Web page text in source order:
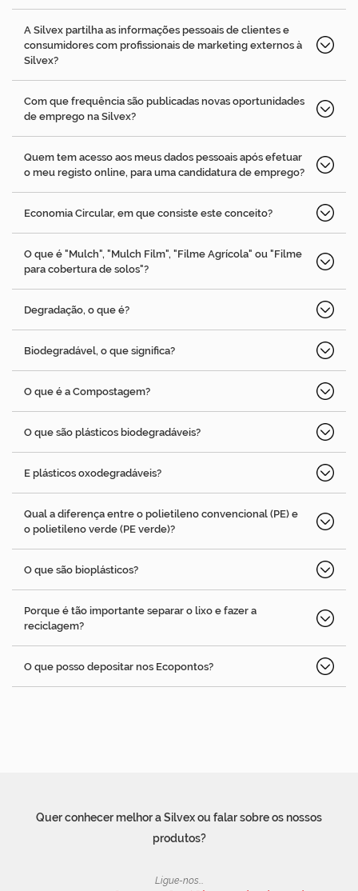
A Silvex partilha as informações pessoais de clientes e
consumidores com profissionais de marketing externos à
Silvex?
Com que frequência são publicadas novas oportunidades
de emprego na Silvex?
Quem tem acesso aos meus dados pessoais após efetuar
o meu registo online, para uma candidatura de emprego?
Economia Circular, em que consiste este conceito?
O que é "Mulch", "Mulch Film", "Filme Agrícola" ou "Filme
para cobertura de solos"?
Degradação, o que é?
Biodegradável, o que significa?
O que é a Compostagem?
O que são plásticos biodegradáveis?
E plásticos oxodegradáveis?
Qual a diferença entre o polietileno convencional (PE) e
o polietileno verde (PE verde)?
O que são bioplásticos?
Porque é tão importante separar o lixo e fazer a
reciclagem?
O que posso depositar nos Ecopontos?
Quer conhecer melhor a Silvex ou falar sobre os nossos
produtos?
Ligue-nos...